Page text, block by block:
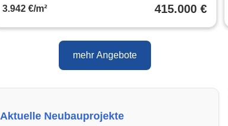
3.942 €/m² 415.000 €
mehr Angebote
Aktuelle Neubauprojekte